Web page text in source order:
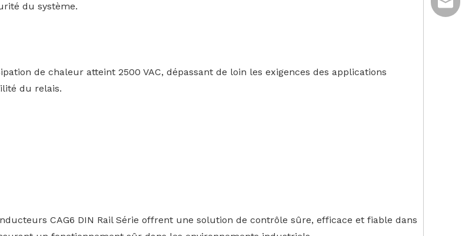
du système.
de chaleur atteint 2500 VAC, dépassant de loin les exigences des applications
du relais.
CAG6 DIN Rail Série offrent une solution de contrôle sûre, efficace et fiable dans